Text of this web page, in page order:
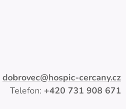
dobrovec@hospic-cercany.cz
Telefon: +420 731 908 671